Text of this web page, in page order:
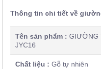
Thông tin chi tiết về
Tên sản phẩm : GIƯỜNG
JYC16
Chất liệu : Gỗ tự nhiên